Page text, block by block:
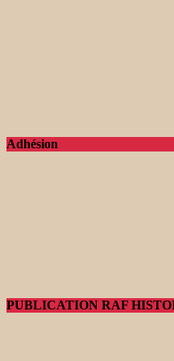
Adhésion
PUBLICATION RAF